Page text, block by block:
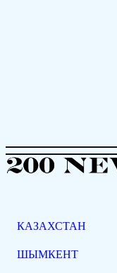
КАЗАХСТАН
ШЫМКЕНТ